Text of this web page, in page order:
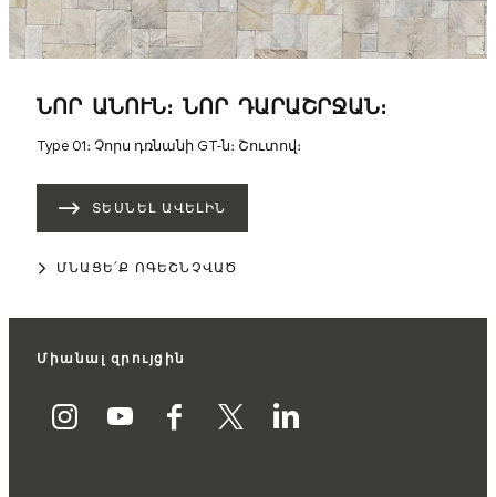
ՆՈՐ ԱՆՈՒՆ։ ՆՈՐ ԴԱՐԱՇՐՋԱՆ։
Type 01։ Չորս դռնանի GT-ն։ Շուտով։
ՏԵՍՆԵԼ ԱՎԵԼԻՆ
ՄՆԱՑԵ՛Ք ՈԳԵՇՆՉՎԱԾ
Միանալ զրույցին